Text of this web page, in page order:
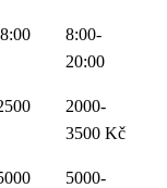
8:00-
20:00
2000-
3500 Kč
5000-